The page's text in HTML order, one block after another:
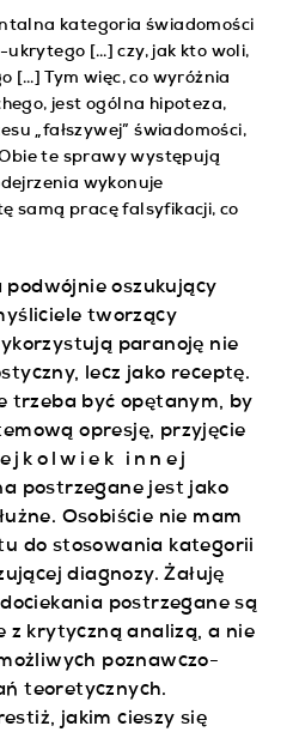
kategoria świadomości
[…] czy, jak kto woli,
[…] Tym więc, co wyróżnia
jest ogólna hipoteza,
„fałszywej” świadomości,
te sprawy występują
wykonuje
samą pracę falsyfikacji, co
podwójnie oszukujący
tworzący
paranoję nie
lecz jako receptę.
trzeba być opętanym, by
opresję, przyjęcie
innej
postrzegane jest jako
Osobiście nie mam
do stosowania kategorii
diagnozy. Żałuję
postrzegane są
z krytyczną analizą, a nie
poznawczo-
teoretycznych.
jakim cieszy się